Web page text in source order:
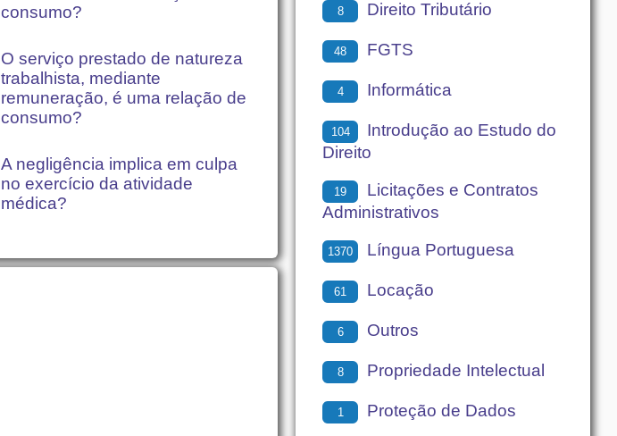
consumo?
O serviço prestado de natureza
trabalhista, mediante
remuneração, é uma relação de
consumo?
A negligência implica em culpa
no exercício da atividade
médica?
8 Direito Tributário
48 FGTS
4 Informática
104
Introdução ao Estudo do
Direito
19
Licitações e Contratos
Administrativos
1370 Língua Portuguesa
61 Locação
6 Outros
8 Propriedade Intelectual
1 Proteção de Dados